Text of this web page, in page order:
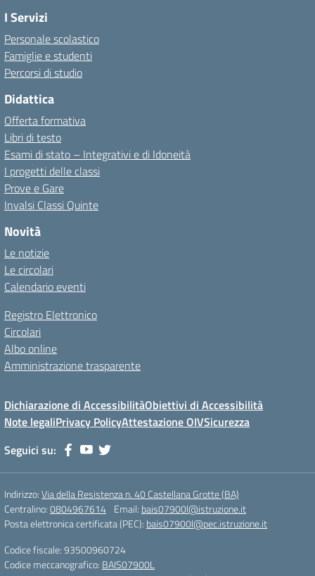
I Servizi
Personale scolastico
Famiglie e studenti
Percorsi di studio
Didattica
Offerta formativa
Libri di testo
Esami di stato – Integrativi e di Idoneità
I progetti delle classi
Prove e Gare
Invalsi Classi Quinte
Novità
Le notizie
Le circolari
Calendario eventi
Registro Elettronico
Circolari
Albo online
Amministrazione trasparente
Dichiarazione di AccessibilitàObiettivi di Accessibilità
Note legaliPrivacy PolicyAttestazione OIVSicurezza
Seguici su:
Indirizzo:Via della Resistenza n. 40 Castellana Grotte (BA)
Centralino:0804967614 Email: bais07900l@istruzione.it
Posta elettronica certificata (PEC): bais07900l@pec.istruzione.it
Codice fiscale: 93500960724
Codice meccanografico: BAIS07900L